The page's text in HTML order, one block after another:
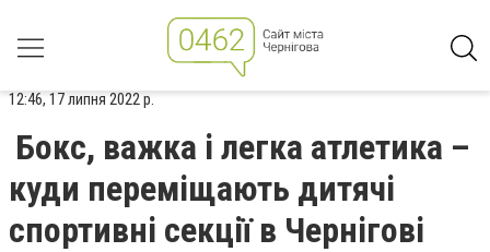
12:46, 17 липня 2022 р.
Бокс, важка і легка атлетика –
куди переміщають дитячі
спортивні секції в Чернігові